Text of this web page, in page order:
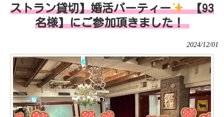
ストラン貸切】婚活パーティー
【93
名様】にご参加頂きました！
2024/12/01